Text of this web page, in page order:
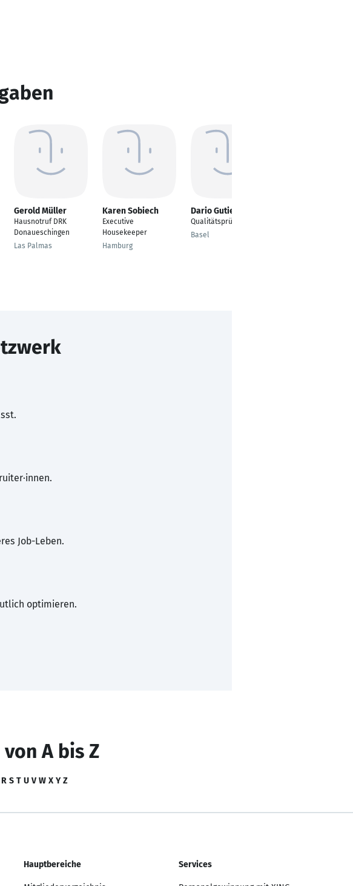
Gerold Müller
Hausnotruf DRK
Donaueschingen
Las Palmas
Karen Sobiech
Executive
Housekeeper
Hamburg
Dario Gutierrez
Qualitätsprüfer
Basel
Job-Leben.
optimieren.
A bis Z
R S T U V W X Y Z
Hauptbereiche Services